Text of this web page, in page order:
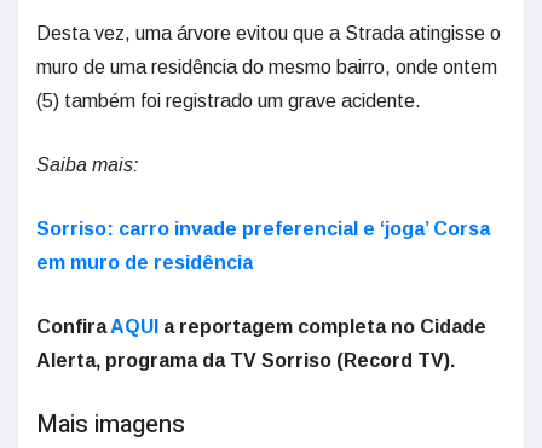
Desta vez, uma árvore evitou que a Strada atingisse o
muro de uma residência do mesmo bairro, onde ontem
(5) também foi registrado um grave acidente.
Saiba mais:
Sorriso: carro invade preferencial e ‘joga’ Corsa
em muro de residência
ConfiraAQUI a reportagem completa no Cidade
Alerta, programa da TV Sorriso (Record TV).
Mais imagens